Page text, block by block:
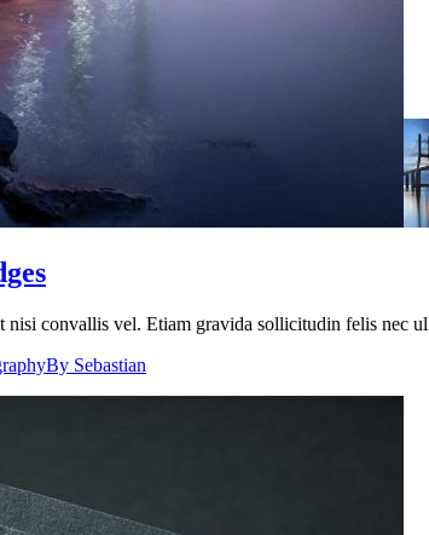
nisi convallis vel. Etiam gravida sollicitudin felis nec
By Sebastian